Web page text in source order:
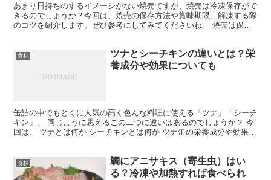
あまり日持ちのするイメージがない焼売ですが、焼売は冷凍保存がで
きるのでしょうか？今回は、焼売の保存方法や賞味期限、解凍する際
のコツを紹介します。ぜひ参考にしてみてくださいね。 焼売は保存
食材
ツナとシーチキンの違いとは？栄
養成分や効果についても
缶詰の中でもとくに人気の高く色んな料理に使える「ツナ」「シーチ
キン」。 同じように思えるこの二つに違いはあるのでしょうか？ 今
回は、 ツナとは何か シーチキンとは何か ツナ缶の栄養成分や効果
食材
鯛にアニサキス（寄生虫）はい
る？冷凍や加熱すれば食べられ